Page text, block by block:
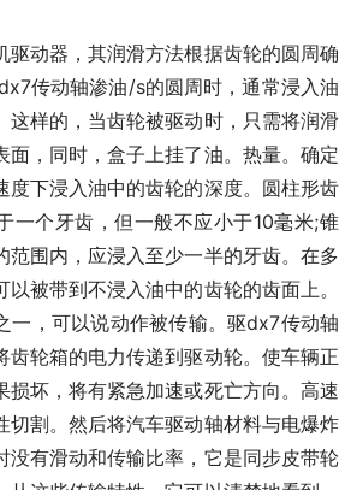
驱动器，其润滑方法根据齿轮的圆周确
传动轴渗油/s的圆周时，通常浸入油
这样的，当齿轮被驱动时，只需将润滑
面，同时，盒子上挂了油。热量。确定
度下浸入油中的齿轮的深度。圆柱形齿
一个牙齿，但一般不应小于10毫米;锥
范围内，应浸入至少一半的牙齿。在多
被带到不浸入油中的齿轮的齿面上。
一，可以说动作被传输。驱dx7传动轴
齿轮箱的电力传递到驱动轮。使车辆正
损坏，将有紧急加速或死亡方向。高速
切割。然后将汽车驱动轴材料与电爆炸
没有滑动和传输比率，它是同步皮带轮